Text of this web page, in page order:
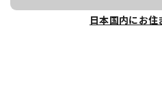
日本国内にお住